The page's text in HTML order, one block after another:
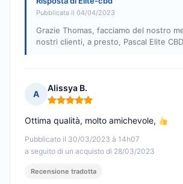
Pubblicata il 04/04/2023
Grazie Thomas, facciamo del nostro
nostri clienti, a presto, Pascal Elite CBD
A
Alissya B.
Nota: 5 su 5
Pubblicato il 30/03/2023 à 14h07
a seguito di un acquisto di 28/03/2023
Ottima qualità, molto amichevole,
Recensione tradotta